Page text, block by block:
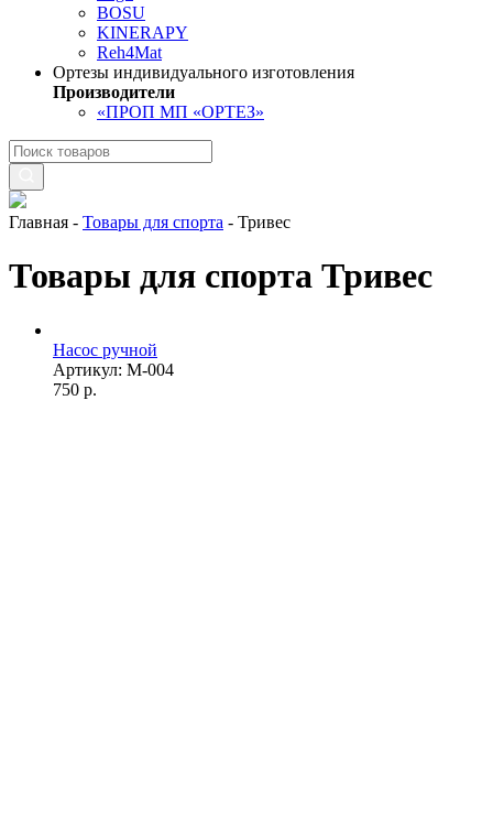
BOSU
KINERAPY
Reh4Mat
Ортезы индивидуального изготовления
Производители
«ПРОП МП «ОРТЕЗ»
Главная - Товары для спорта - Тривес
Товары для спорта Тривес
Насос ручной
Артикул: М-004
750 р.